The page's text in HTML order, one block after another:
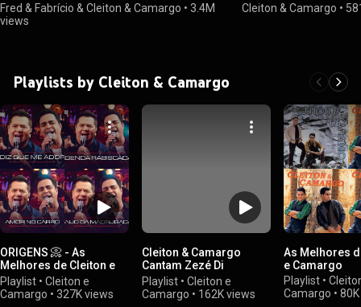
Fred & Fabrício & Cleiton & Camargo • 3.4M
views
Cleiton & Camargo •
Playlists by Cleiton & Camargo
ORIGENS 📀 - As
Melhores de Cleiton e
Camargo
Playlist • Cleiton e
Camargo • 327K views
Cleiton & Camargo
Cantam Zezé Di
Camargo & Luciano
Playlist • Cleiton e
Camargo • 162K views
As Melhores
e Camargo
Playlist •
Camargo •